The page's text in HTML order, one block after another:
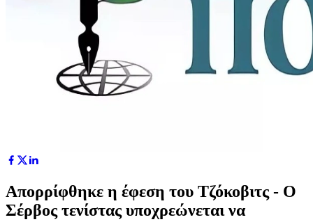
Απορρίφθηκε η έφεση του Τζόκοβιτς - Ο
Σέρβος τενίστας υποχρεώνεται να